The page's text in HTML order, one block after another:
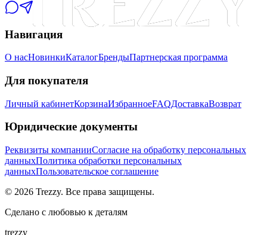
Навигация
О насНовинкиКаталогБрендыПартнерская программа
Для покупателя
Личный кабинетКорзинаИзбранноеFAQДоставкаВозврат
Юридические документы
Реквизиты компанииСогласие на обработку персональных
данныхПолитика обработки персональных
данныхПользовательское соглашение
© 2026 Trezzy. Все права защищены.
Сделано с любовью к деталям
trezzy